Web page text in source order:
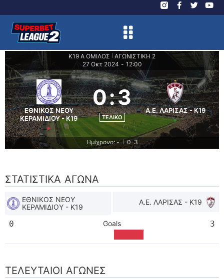
Κ19 Α ΟΜΙΛΟΣ
ΑΓΩΝΙΣΤΙΚΗ 2
27 Οκτ 2024 - 12:00
ΕΘΝΙΚΟΣ ΝΕΟΥ
ΚΕΡΑΜΙΔΙΟΥ - K19
0:3
ΤΕΛΙΚΌ
Α.Ε. ΛΑΡΙΣΑΣ - K19
Ημίχρονο: - 0-3
ΣΤΑΤΙΣΤΙΚΆ ΑΓΏΝΑ
ΕΘΝΙΚΟΣ ΝΕΟΥ
ΚΕΡΑΜΙΔΙΟΥ - K19
Α.Ε. ΛΑΡΙΣΑΣ - K19
0 Goals 3
ΤΕΛΕΥΤΑΊΟΙ ΑΓΏΝΕΣ